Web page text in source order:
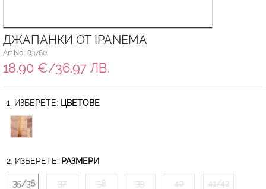
ДЖАПАНКИ ОТ IPANEMA
Art.No.: 83760
18.90 €/36.97 ЛВ.
1. ИЗБЕРЕТЕ: ЦВЕТОВЕ
2. ИЗБЕРЕТЕ: РАЗМЕРИ
35/36 37 38 39 40 41/42